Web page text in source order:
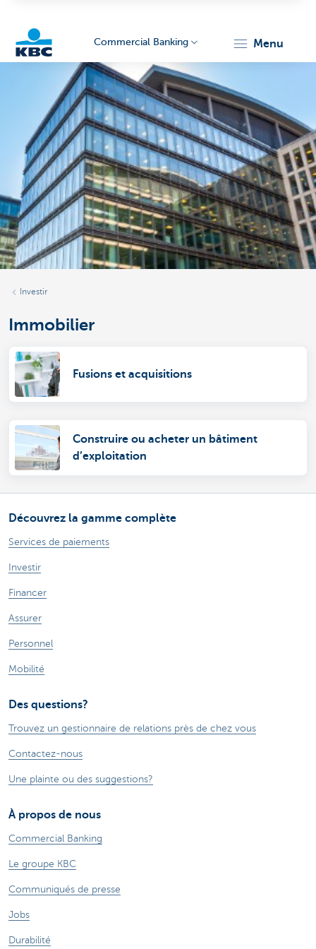
Corporate
Commercial Banking menu
Investir
Immobilier
Fusions et acquisitions
Construire ou acheter un bâtiment
d’exploitation
Découvrez la gamme complète
Services de paiements
Investir
Financer
Assurer
Personnel
Mobilité
Des questions?
Trouvez un gestionnaire de relations près de chez vous
Contactez-nous
Une plainte ou des suggestions?
À propos de nous
Commercial Banking
Le groupe KBC
Communiqués de presse
Jobs
Durabilité